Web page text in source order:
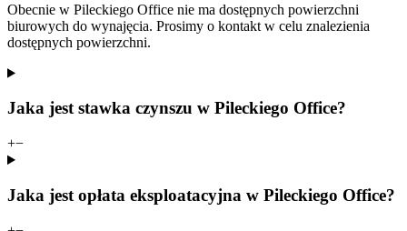
Obecnie w Pileckiego Office nie ma dostępnych powierzchni
biurowych do wynajęcia. Prosimy o kontakt w celu znalezienia
dostępnych powierzchni.
Jaka jest stawka czynszu w Pileckiego Office?
+−
Jaka jest opłata eksploatacyjna w Pileckiego Office?